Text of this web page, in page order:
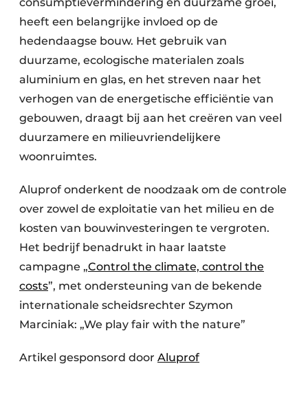
heeft een belangrijke invloed op de
hedendaagse bouw. Het gebruik van
duurzame, ecologische materialen zoals
aluminium en glas, en het streven naar het
verhogen van de energetische efficiëntie van
gebouwen, draagt bij aan het creëren van veel
duurzamere en milieuvriendelijkere
woonruimtes.
Aluprof onderkent de noodzaak om de controle
over zowel de exploitatie van het milieu en de
kosten van bouwinvesteringen te vergroten.
Het bedrijf benadrukt in haar laatste
campagne „Control the climate, control the
costs”, met ondersteuning van de bekende
internationale scheidsrechter Szymon
Marciniak: „We play fair with the nature”
Artikel gesponsord door Aluprof